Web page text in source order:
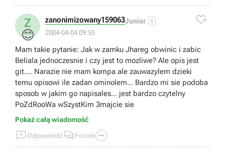
Z
😊
zanonimizowany159063Junior 1
2004-04-04 09:55

Mam takie pytanie: Jak w zamku Jhareg obwinic i zabic
Beliala jednoczesnie i czy jest to mozliwe? Ale opis jest
git.... Narazie nie mam kompa ale zauwazylem dzieki
temu opisowi ile zadan ominolem... Bardzo mi sie podoba
sposob w jakim go napisales... jest bardzo czytelny
PoZdRooWa wSzystKim 3majcie sie
Pokaż całą wiadomość
Odpowiedz  Forum 